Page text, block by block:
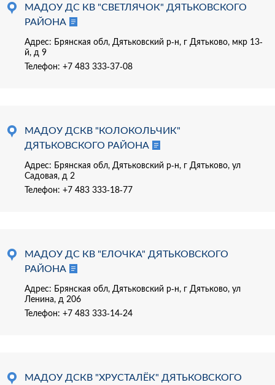
МАДОУ ДС КВ "СВЕТЛЯЧОК" ДЯТЬКОВСКОГО
РАЙОНА
Адрес: Брянская обл, Дятьковский р-н, г Дятьково, мкр 13-
й, д 9
Телефон: +7 483 333-37-08
МАДОУ ДСКВ "КОЛОКОЛЬЧИК"
ДЯТЬКОВСКОГО РАЙОНА
Адрес: Брянская обл, Дятьковский р-н, г Дятьково, ул
Садовая, д 2
Телефон: +7 483 333-18-77
МАДОУ ДС КВ "ЕЛОЧКА" ДЯТЬКОВСКОГО
РАЙОНА
Адрес: Брянская обл, Дятьковский р-н, г Дятьково, ул
Ленина, д 206
Телефон: +7 483 333-14-24
МАДОУ ДСКВ "ХРУСТАЛЁК" ДЯТЬКОВСКОГО